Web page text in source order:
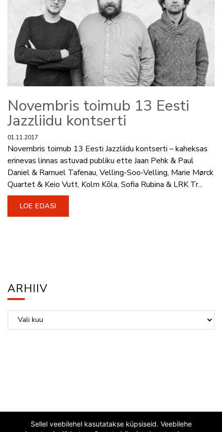
Novembris toimub 13 Eesti
Jazzliidu kontserti
01.11.2017
Novembris toimub 13 Eesti Jazzliidu kontserti – kaheksas
erinevas linnas astuvad publiku ette Jaan Pehk & Paul
Daniel & Ramuel Tafenau, Velling-Soo-Velling, Marie Mørck
Quartet & Keio Vutt, Kolm Kõla, Sofia Rubina & LRK Tr...
LOE EDASI
ARHIIV
Sellel veebilehel kasutatakse küpsiseid. Veebilehe